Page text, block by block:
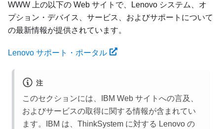
WWW 上の以下の Web サイトで、Lenovo システム、オ
プション・デバイス、サービス、およびサポートについて
の最新情報が提供されています。
Lenovo サポート・ポータル
注
このセクションには、IBM Web サイトへの言及、
およびサービスの取得に関する情報が含まれてい
ます。IBM は、ThinkSystem に対する Lenovo の